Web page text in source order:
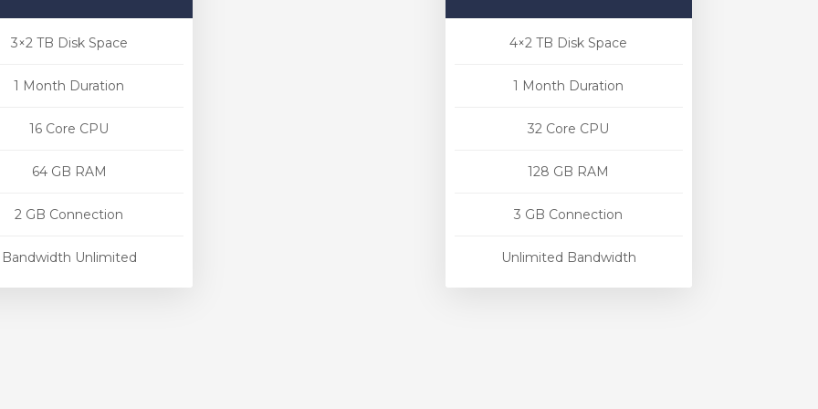
3×2 TB Disk Space
1 Month Duration
16 Core CPU
64 GB RAM
2 GB Connection
Bandwidth Unlimited
4×2 TB Disk Space
1 Month Duration
32 Core CPU
128 GB RAM
3 GB Connection
Unlimited Bandwidth